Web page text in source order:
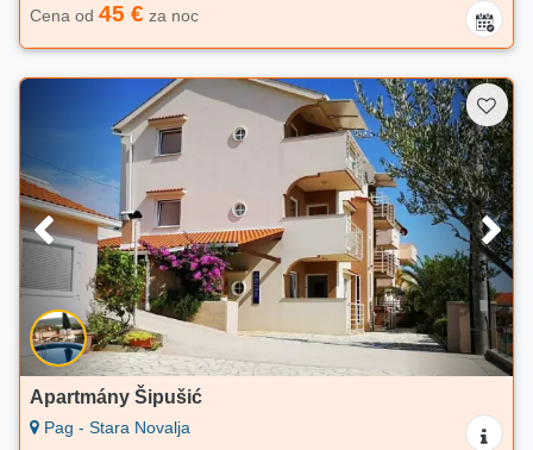
Cena od 45 € za noc
Apartmány Šipušić
Pag - Stara Novalja